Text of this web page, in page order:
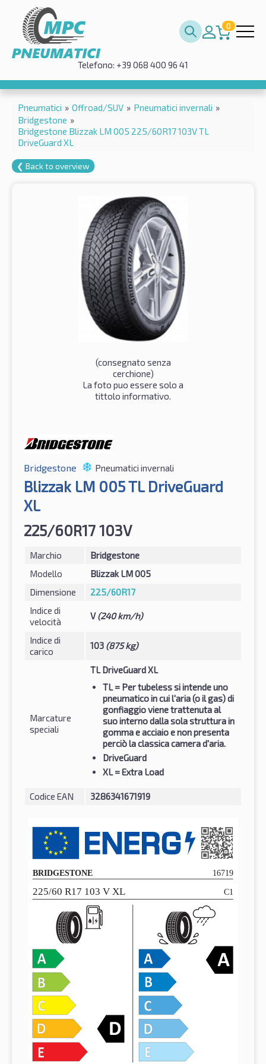
0
Telefono: +39 068 400 96 41
Pneumatici » Offroad/SUV » Pneumatici invernali »
Bridgestone »
Bridgestone Blizzak LM 005 225/60R17 103V TL
DriveGuard XL
❮ Back to overview
(consegnato senza
cerchione)
La foto puo essere solo a
tittolo informativo.
Bridgestone Pneumatici invernali
Blizzak LM 005 TL DriveGuard
XL
225/60R17 103V
Marchio
Bridgestone
Modello
Blizzak LM 005
Dimensione
225/60R17
Indice di
velocità
V(240 km/h)
Indice di
carico
103 (875 kg)
Marcature
speciali
TL DriveGuard XL
TL= Per tubeless si intende uno
pneumatico in cui l'aria (o il gas) di
gonfiaggio viene trattenuta al
suo interno dalla sola struttura in
gomma e acciaio e non presenta
perciò la classica camera d'aria.
DriveGuard
XL= Extra Load
Codice EAN 3286341671919